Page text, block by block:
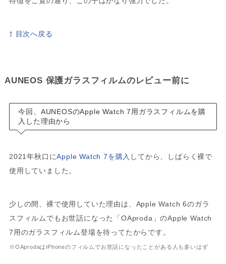
⇧ 目次へ戻る
AUNEOS 保護ガラスフィルムのレビュー前に
今回、AUNEOSのApple Watch 7用ガラスフィルムを購
入した理由から
2021年秋口にApple Watch 7を購入 してから、しばらく裸で
使用していました。
少しの間、裸で使用していた理由は、Apple Watch 6のガラ
スフィルムでもお世話になった「OAproda」のApple Watch
7用のガラスフィルム登場を待ってたからです。
※OAprodaはiPhoneのフィルムでお世話になったことがある人も多いはず